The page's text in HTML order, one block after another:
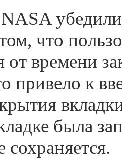
что
от времени
привело к
была